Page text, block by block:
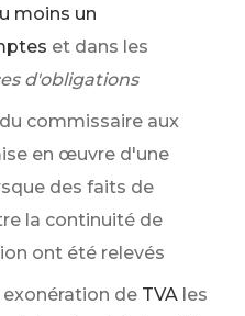
moins un
et dans les
d'obligations
commissaire aux
en œuvre d'une
des faits de
la continuité de
ont été relevés
de TVA les